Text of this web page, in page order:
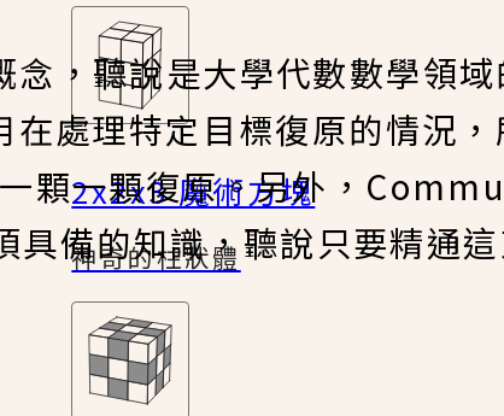
2x2x3 魔術方塊
神奇的柱狀體
，聽說是大學代數數學領
處理特定目標復原的情況，
顆一顆復原。另外，
具備的知識，聽說只要精通